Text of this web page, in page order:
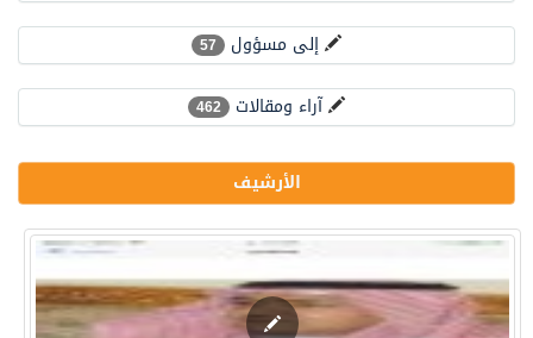
إلى مسؤول 57
آراء ومقالات 462
الأرشيف